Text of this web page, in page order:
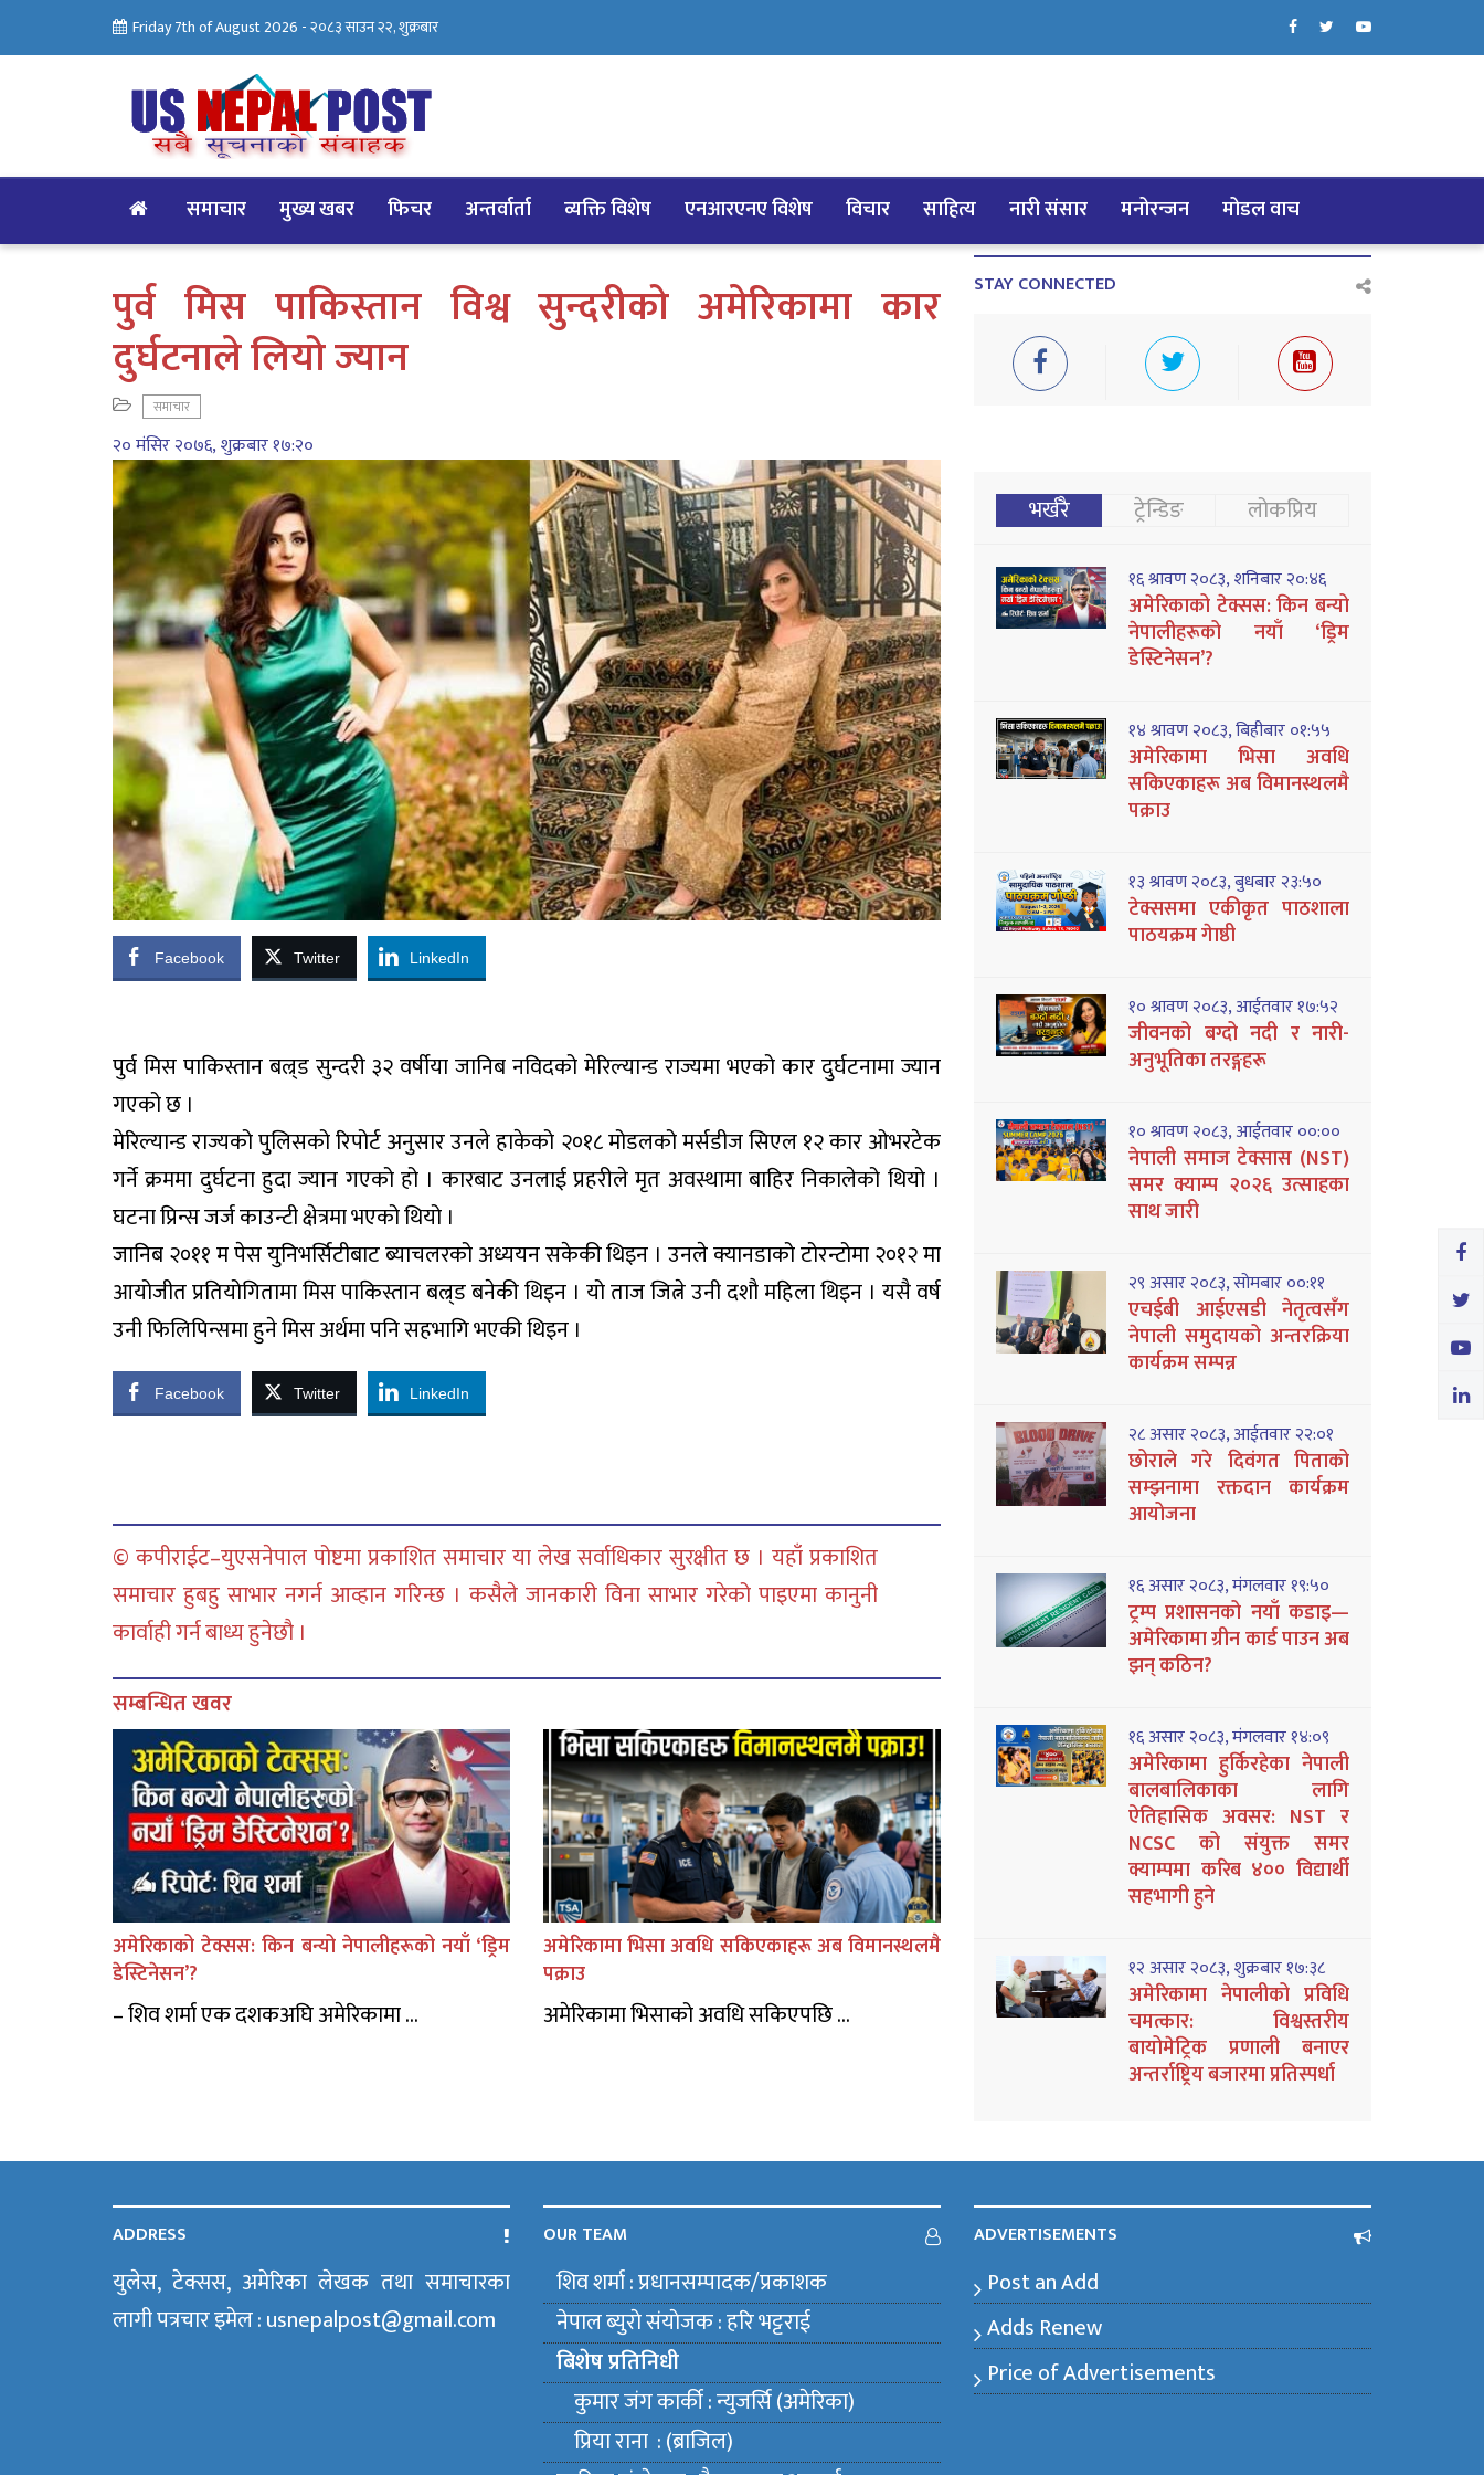
Friday 7th of August 2026 -२०८३ साउन २२, शुक्रबार
समाचार मुख्य खबर फिचर अन्तर्वार्ता व्यक्ति विशेष एनआरएनए विशेष विचार साहित्य नारी संसार मनोरन्जन मोडल वाच
पुर्व मिस पाकिस्तान विश्व सुन्दरीको अमेरिकामा कार
दुर्घटनाले लियो ज्यान
समाचार
२० मंसिर २०७६, शुक्रबार १७:२०
Facebook Twitter LinkedIn
पुर्व मिस पाकिस्तान बल्र्ड सुन्दरी ३२ वर्षीया जानिब नविदको मेरिल्यान्ड राज्यमा भएको कार दुर्घटनामा ज्यान
गएको छ ।
मेरिल्यान्ड राज्यको पुलिसको रिपोर्ट अनुसार उनले हाकेको २०१८ मोडलको मर्सडीज सिएल १२ कार ओभरटेक
गर्ने क्रममा दुर्घटना हुदा ज्यान गएको हो । कारबाट उनलाई प्रहरीले मृत अवस्थामा बाहिर निकालेको थियो ।
घटना प्रिन्स जर्ज काउन्टी क्षेत्रमा भएको थियो ।
जानिब २०११ म पेस युनिभर्सिटीबाट ब्याचलरको अध्ययन सकेकी थिइन । उनले क्यानडाको टोरन्टोमा २०१२ मा
आयोजीत प्रतियोगितामा मिस पाकिस्तान बल्र्ड बनेकी थिइन । यो ताज जित्ने उनी दशौ महिला थिइन । यसै वर्ष
उनी फिलिपिन्समा हुने मिस अर्थमा पनि सहभागि भएकी थिइन ।
Facebook Twitter LinkedIn
© कपीराईट–युएसनेपाल पोष्टमा प्रकाशित समाचार या लेख सर्वाधिकार सुरक्षीत छ । यहाँ प्रकाशित
समाचार हुबहु साभार नगर्न आव्हान गरिन्छ । कसैले जानकारी विना साभार गरेको पाइएमा कानुनी
कार्वाही गर्न बाध्य हुनेछौ ।
सम्बन्धित खवर
अमेरिकाको टेक्सस: किन बन्यो नेपालीहरूको नयाँ ‘ड्रिम
डेस्टिनेसन’?
– शिव शर्मा एक दशकअघि अमेरिकामा ...
अमेरिकामा भिसा अवधि सकिएकाहरू अब विमानस्थलमै
पक्राउ
अमेरिकामा भिसाको अवधि सकिएपछि ...
STAY CONNECTED
भर्खरै ट्रेन्डिङ लोकप्रिय
१६ श्रावण २०८३, शनिबार २०:४६
अमेरिकाको टेक्सस: किन बन्यो
नेपालीहरूको नयाँ ‘ड्रिम
डेस्टिनेसन’?
१४ श्रावण २०८३, बिहीबार ०१:५५
अमेरिकामा भिसा अवधि
सकिएकाहरू अब विमानस्थलमै
पक्राउ
१३ श्रावण २०८३, बुधबार २३:५०
टेक्ससमा एकीकृत पाठशाला
पाठयक्रम गेाष्ठी
१० श्रावण २०८३, आईतवार १७:५२
जीवनको बग्दो नदी र नारी-
अनुभूतिका तरङ्गहरू
१० श्रावण २०८३, आईतवार ००:००
नेपाली समाज टेक्सास (NST)
समर क्याम्प २०२६ उत्साहका
साथ जारी
२९ असार २०८३, सोमबार ००:११
एचईबी आईएसडी नेतृत्वसँग
नेपाली समुदायको अन्तरक्रिया
कार्यक्रम सम्पन्न
२८ असार २०८३, आईतवार २२:०१
छोराले गरे दिवंगत पिताको
सम्झनामा रक्तदान कार्यक्रम
आयोजना
१६ असार २०८३, मंगलवार १९:५०
ट्रम्प प्रशासनको नयाँ कडाइ—
अमेरिकामा ग्रीन कार्ड पाउन अब
झन् कठिन?
१६ असार २०८३, मंगलवार १४:०९
अमेरिकामा हुर्किरहेका नेपाली
बालबालिकाका लागि
ऐतिहासिक अवसर: NST र
NCSC को संयुक्त समर
क्याम्पमा करिब ४०० विद्यार्थी
सहभागी हुने
१२ असार २०८३, शुक्रबार १७:३८
अमेरिकामा नेपालीको प्रविधि
चमत्कार: विश्वस्तरीय
बायोमेट्रिक प्रणाली बनाएर
अन्तर्राष्ट्रिय बजारमा प्रतिस्पर्धा
ADDRESS
युलेस, टेक्सस, अमेरिका लेखक तथा समाचारका
लागी पत्रचार इमेल : usnepalpost@gmail.com
OUR TEAM
शिव शर्मा : प्रधानसम्पादक/प्रकाशक
नेपाल ब्युराे संयाेजक : हरि भट्टराई
बिशेष प्रतिनिधी
कुमार जंग कार्की : न्युजर्सि (अमेरिका)
प्रिया राना : (ब्राजिल)
ADVERTISEMENTS
Post an Add
Adds Renew
Price of Advertisements